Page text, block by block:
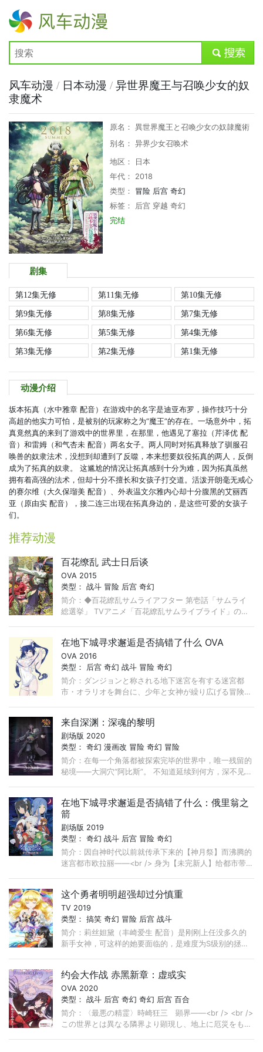
风车动漫
submit
风车动漫 / 日本动漫 / 异世界魔王与召唤少女的奴
隶魔术
原名： 異世界魔王と召喚少女の奴隷魔術
别名： 异界少女召唤术
地区： 日本
年代： 2018
类型： 冒险 后宫 奇幻
标签：
后宫 穿越 奇幻
完结
剧集
第12集无修 第11集无修
第10集无修
第9集无修
第8集无修
第7集无修
第6集无修
第5集无修
第4集无修
第3集无修
第2集无修 第1集无修
动漫介绍
坂本拓真（水中雅章 配音）在游戏中的名字是迪亚布罗，操作技巧十分
高超的他实力可怕，是被别的玩家称之为“魔王”的存在。一场意外中，拓
真竟然真的来到了游戏中的世界里，在那里，他遇见了塞拉（芹泽优 配
音）和雷姆（和气杏未 配音）两名女子。两人同时对拓真释放了驯服召
唤兽的奴隶法术，没想到却遭到了反噬，本来想要奴役拓真的两人，反倒
成为了拓真的奴隶。 这尴尬的情况让拓真感到十分为难，因为拓真虽然
拥有着高强的法术，但却十分不擅长和女孩子打交道。活泼开朗毫无戒心
的赛尔维（大久保瑠美 配音）、外表温文尔雅内心却十分腹黑的艾丽西
亚（原由实 配音），接二连三出现在拓真身边的，是这些可爱的女孩子
们。
推荐动漫
百花缭乱 武士日后谈
OVA 2015
类型：战斗 冒险 后宫 奇幻
简介：◆百花繚乱サムライアフター 第壱話「サムライ
総選挙」 TVアニメ「百花繚乱サムライブライド」のア
在地下城寻求邂逅是否搞错了什么 OVA
OVA 2016
类型：
后宫 奇幻 战斗 冒险 奇幻
简介：ダンジョンと称される地下迷宮を有する迷宮都
市・オラリオを舞台に、少年と女神が繰り広げる冒険を
来自深渊：深魂的黎明
剧场版 2020
类型：奇幻 漫画改 冒险 奇幻 冒险
简介：在每一个角落都被探索完毕的世界中，唯一残留的
秘境——大洞穴“阿比斯”。 不知道延续到何方，深不见底
在地下城寻求邂逅是否搞错了什么：俄里翁之
箭
剧场版 2019
类型：奇幻 战斗 后宫 冒险 奇幻
简介：因自神时代以前就传承下来的【神月祭】而沸腾的
迷宫都市欧拉丽——<br /> 身为【未完新人】给都市带来
这个勇者明明超强却过分慎重
TV 2019
类型：搞笑 奇幻 冒险 后宫 战斗
简介：莉丝妲黛（丰崎爱生 配音）是刚刚上任没多久的
新手女神，可这样的她要面临的，是难度为S级别的拯救
约会大作战 赤黑新章：虚或实
OVA 2020
类型：战斗 后宫 奇幻 奇幻 后宫 百合
简介：〈最悪の精霊〉時崎狂三 顕界——<br /> <br />
この世界とは異なる隣界より顕現し、地上に厄災をもた